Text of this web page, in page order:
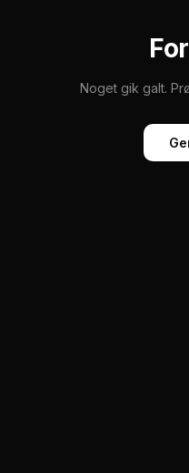
Noget gik galt.